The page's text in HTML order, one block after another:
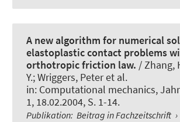
A new algorithm for numerical
elastoplastic contact problems
orthotropic friction law. / Zhang,
Y.; Wriggers, Peteret al.
in: Computational mechanics,
1, 18.02.2004, S. 1-14.
Publikation: Beitrag in Fachzeitschrift ›